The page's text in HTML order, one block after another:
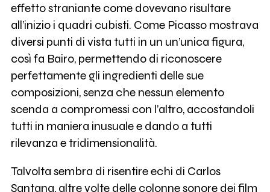
effetto straniante come dovevano risultare
all’inizio i quadri cubisti. Come Picasso mostrava
diversi punti di vista tutti in un un’unica figura,
così fa Bairo, permettendo di riconoscere
perfettamente gli ingredienti delle sue
composizioni, senza che nessun elemento
scenda a compromessi con l’altro, accostandoli
tutti in maniera inusuale e dando a tutti
rilevanza e tridimensionalità.
Talvolta sembra di risentire echi di Carlos
Santana, altre volte delle colonne sonore dei film